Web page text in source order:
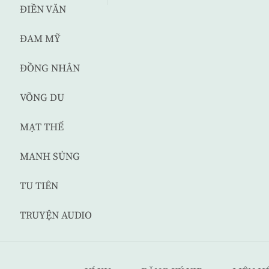
ĐIỀN VĂN
ĐAM MỸ
ĐỒNG NHÂN
VÕNG DU
MẠT THẾ
MANH SỦNG
TU TIÊN
TRUYỆN AUDIO